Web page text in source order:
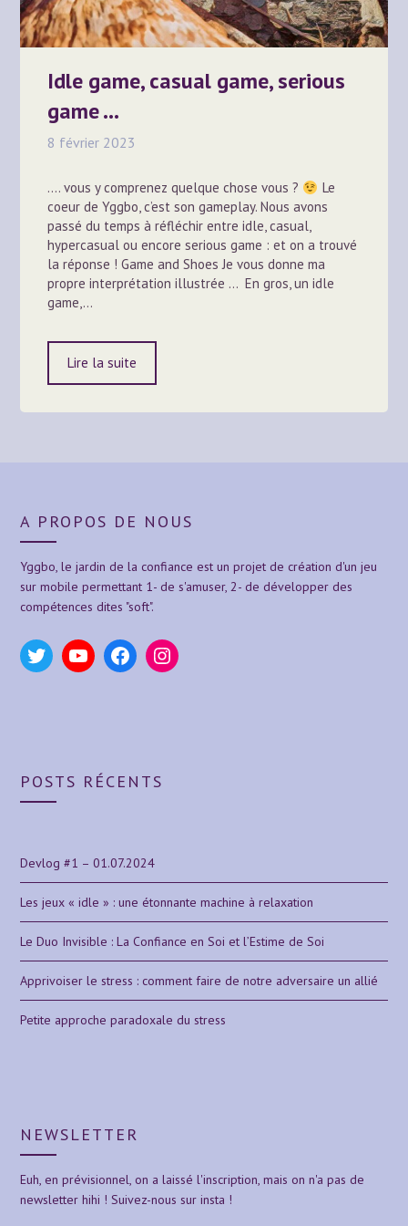
Idle game, casual game, serious
game …
8 février 2023
…. vous y comprenez quelque chose vous ?
Le
coeur de Yggbo, c’est son gameplay. Nous avons
passé du temps à réfléchir entre idle, casual,
hypercasual ou encore serious game : et on a trouvé
la réponse ! Game and Shoes Je vous donne ma
propre interprétation illustrée … En gros, un idle
game,…
Lire la suite
A PROPOS DE NOUS
Yggbo, le jardin de la confiance est un projet de création d'un jeu
sur mobile permettant 1- de s'amuser, 2- de développer des
compétences dites "soft".
TwitterYouTube
FacebookInstagram
POSTS RÉCENTS
Devlog #1 – 01.07.2024
Les jeux « idle » : une étonnante machine à relaxation
Le Duo Invisible : La Confiance en Soi et l’Estime de Soi
Apprivoiser le stress : comment faire de notre adversaire un allié
Petite approche paradoxale du stress
NEWSLETTER
Euh, en prévisionnel, on a laissé l'inscription, mais on n'a pas de
newsletter hihi ! Suivez-nous sur insta !